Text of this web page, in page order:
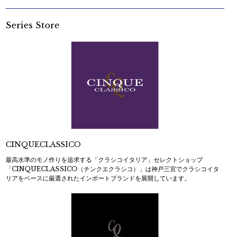
Series Store
CINQUECLASSICO
最高水準のモノ作りを追求する「クラシコイタリア」セレクトショップ
「CINQUECLASSICO（チンクエクラシコ）」は神戸三宮でクラシコイタ
リアをベースに厳選されたインポートブランドを展開しています。